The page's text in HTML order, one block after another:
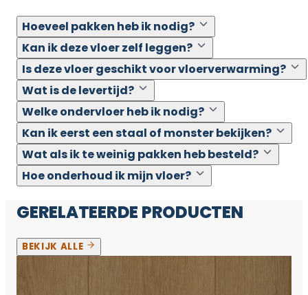
Hoeveel pakken heb ik nodig?
Kan ik deze vloer zelf leggen?
Is deze vloer geschikt voor vloerverwarming?
Wat is de levertijd?
Welke ondervloer heb ik nodig?
Kan ik eerst een staal of monster bekijken?
Wat als ik te weinig pakken heb besteld?
Hoe onderhoud ik mijn vloer?
GERELATEERDE PRODUCTEN
BEKIJK ALLE